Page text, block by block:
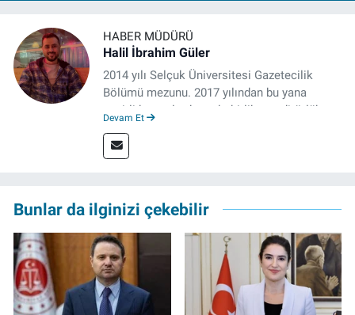
HABER MÜDÜRÜ
Halil İbrahim Güler
2014 yılı Selçuk Üniversitesi Gazetecilik
Bölümü mezunu. 2017 yılından bu yana
çeşitli kurumlarda muhabirlik ve editörlük
müdürü olarak devam ediyor.
Devam Et
Bunlar da ilginizi çekebilir